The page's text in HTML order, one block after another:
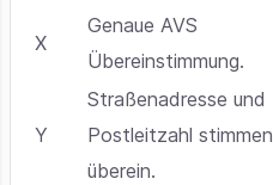
X
Genaue AVS
Übereinstimmung.
Y
Straßenadresse und
Postleitzahl stimmen
überein.